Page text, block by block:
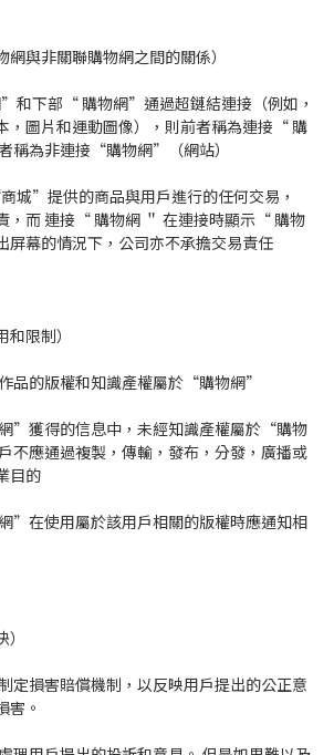
與非關聯購物網之間的關係）
下部“ 購物網”通過超鏈結連接（例如，
，圖片和運動圖像），則前者稱為連接“ 購
稱為非連接“購物網”（網站）
城”提供的商品與用戶進行的任何交易，
，而 連接“ 購物網 ＂ 在連接時顯示“ 購物
幕的情況下，公司亦不承擔交易責任
限制）
的版權和知識產權屬於“購物網”
”獲得的信息中，未經知識產權屬於“購物
不應通過複製，傳輸，發布，分發，廣播或
目的
在使用屬於該用戶相關的版權時應通知相
損害賠償機制，以反映用戶提出的公正意
害。